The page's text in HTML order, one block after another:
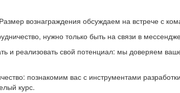
вознаграждения обсуждаем на встрече с
нужно только быть на связи в
и реализовать свой потенциал: мы доверяем
познакомим вас с инструментами
курс.